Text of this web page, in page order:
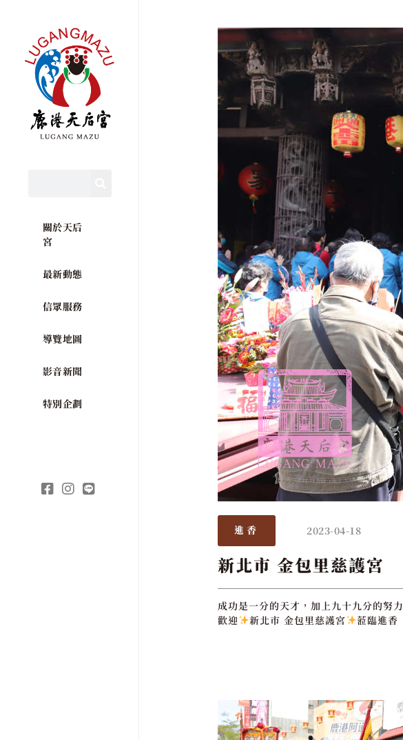
關於天后
宮
最新動態
信眾服務
導覽地圖
影音新聞
特別企劃
進香 2023-04-18
新北市 金包里慈護宮
成功是一分的天才，加上九十九分的努力
歡迎
新北市 金包里慈護宮 蒞臨進香